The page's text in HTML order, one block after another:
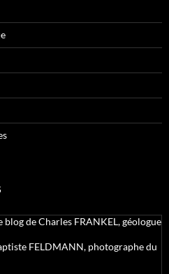
de Charles FRANKEL, géologue
FELDMANN, photographe du